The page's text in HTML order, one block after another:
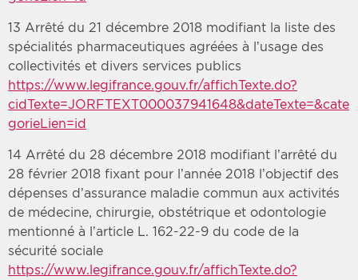
13 Arrêté du 21 décembre 2018 modifiant la liste des
spécialités pharmaceutiques agréées à l’usage des
collectivités et divers services publics
https://www.legifrance.gouv.fr/affichTexte.do?
cidTexte=JORFTEXT000037941648&dateTexte=&cate
gorieLien=id
14 Arrêté du 28 décembre 2018 modifiant l’arrêté du
28 février 2018 fixant pour l’année 2018 l’objectif des
dépenses d’assurance maladie commun aux activités
de médecine, chirurgie, obstétrique et odontologie
mentionné à l’article L. 162-22-9 du code de la
sécurité sociale
https://www.legifrance.gouv.fr/affichTexte.do?